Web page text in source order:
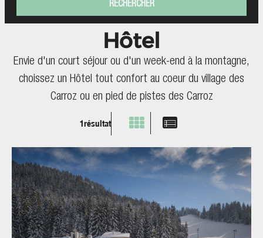
Hôtel
Envie d'un court séjour ou d'un week-end à la montagne,
choissez un Hôtel tout confort au coeur du village des
Carroz ou en pied de pistes des Carroz
1résultat